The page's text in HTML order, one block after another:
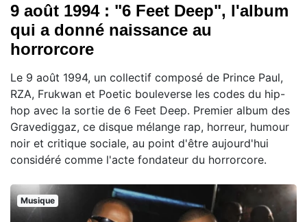
9 août 1994 : "6 Feet Deep", l'album
qui a donné naissance au
horrorcore
Le 9 août 1994, un collectif composé de Prince Paul,
RZA, Frukwan et Poetic bouleverse les codes du hip-
hop avec la sortie de 6 Feet Deep. Premier album des
Gravediggaz, ce disque mélange rap, horreur, humour
noir et critique sociale, au point d'être aujourd'hui
considéré comme l'acte fondateur du horrorcore.
Musique